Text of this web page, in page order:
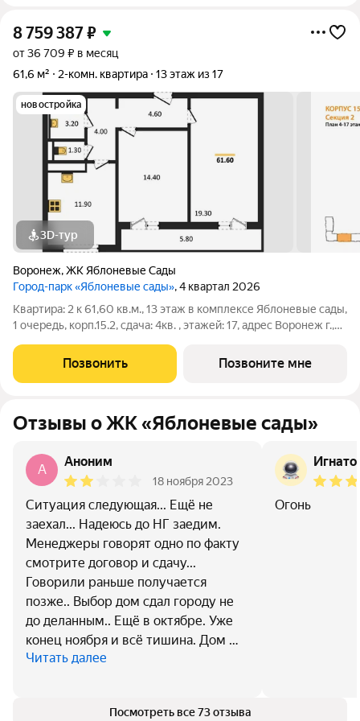
8 759 387₽
от 36 709 ₽ в месяц
61,6 м²
2-комн. квартира 13 этаж из 17
новостройка
3D-тур
Воронеж,ЖК Яблоневые Сады
Город-парк «Яблоневые сады», 4 квартал 2026
Квартира: 2 к 61,60 кв.м., 13 этаж в комплексе Яблоневые сады,
1 очередь, корп.15.2, сдача: 4кв. , этажей: 17, адрес Воронеж г.,
Позвонить Позвоните мне
Отзывы о ЖК «Яблоневые сады»
A
Аноним
18 ноября 2023
Ситуация следующая... Ещё не
заехал... Надеюсь до НГ заедим.
Менеджеры говорят одно по факту
смотрите договор и сдачу...
Говорили раньше получается
позже.. Выбор дом сдал городу не
до деланным.. Ещё в октябре. Уже
конец ноября и всё тишина. Дом …
Читать далее
Огонь
Посмотреть все 73 отзыва